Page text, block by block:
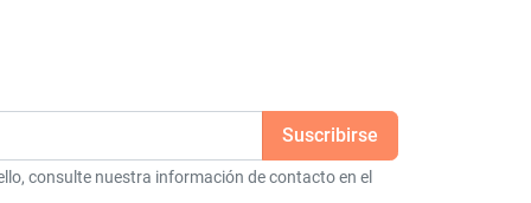
consulte nuestra información de contacto en el